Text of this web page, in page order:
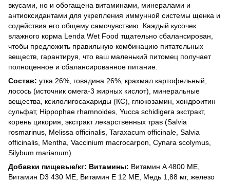
вкусами, но и обогащена витаминами, минералами и
антиоксидантами для укрепления иммунной системы щенка и
содействия его общему самочувствию. Каждый кусочек
влажного корма Lenda Wet Food тщательно сбалансирован,
чтобы предложить правильную комбинацию питательных
веществ, гарантируя, что ваш маленький питомец получает
полноценное и сбалансированное питание.
Состав: утка 26%, говядина 26%, крахмал картофельный,
лосось (источник омега-3 жирных кислот), минеральные
вещества, ксилолигосахариды (КС), глюкозамин, хондроитин
сульфат, Hippophae rhamnoides, Yucca schidigera экстракт,
корень цикория, экстракт лекарственных трав (Salvia
rosmarinus, Melissa officinalis, Taraxacum officinale, Salvia
officinalis, Mentha, Vaccinium macrocarpon, Cynara scolymus,
Silybum marianum).
Добавки пищевые/кг: Витамины: Витамин A 4800 МЕ,
Витамин D3 430 МЕ, Витамин Е 12 МЕ, Медь 1,88 мг, железо